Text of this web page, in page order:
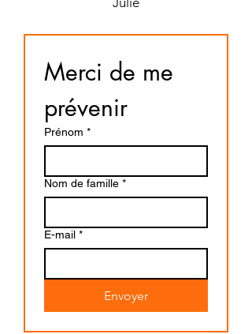
Merci de me
prévenir
Prénom *
Nom de famille *
E-mail *
Envoyer